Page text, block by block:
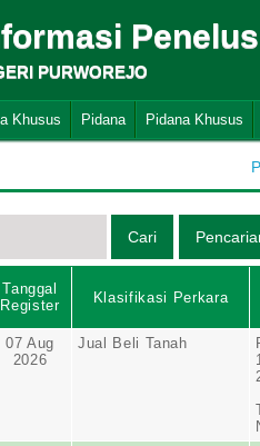
PURWOREJO
Khusus Pidana Pidana Khusus
Tanggal
Register
Klasifikasi Perkara
07 Aug
2026
Jual Beli Tanah